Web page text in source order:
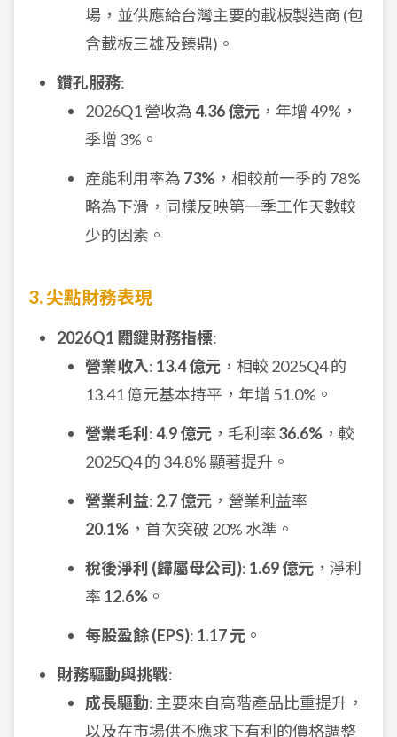
場，並供應給台灣主要的載板製造商 (包
含載板三雄及臻鼎)。
鑽孔服務:
2026Q1 營收為4.36 億元 ，年增 49%，
季增 3%。
產能利用率為 73% ，相較前一季的 78%
略為下滑，同樣反映第一季工作天數較
少的因素。
3. 尖點財務表現
2026Q1 關鍵財務指標:
營業收入: 13.4 億元 ，相較 2025Q4 的
13.41 億元基本持平，年增 51.0%。
營業毛利 :4.9 億元 ，毛利率 36.6% ，較
2025Q4 的 34.8% 顯著提升。
營業利益: 2.7 億元 ，營業利益率
20.1% ，首次突破 20% 水準。
稅後淨利 (歸屬母公司): 1.69 億元 ，淨利
率 12.6% 。
每股盈餘 (EPS): 1.17 元 。
財務驅動與挑戰:
成長驅動: 主要來自高階產品比重提升，
以及在市場供不應求下有利的價格調整